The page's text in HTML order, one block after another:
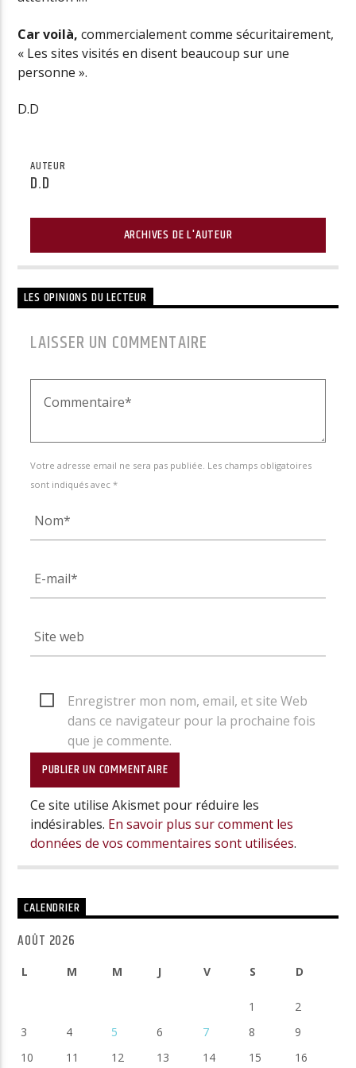
Car voilà,commercialement comme sécuritairement,
« Les sites visités en disent beaucoup sur une
personne ».
D.D
AUTEUR
D.D
ARCHIVES DE L'AUTEUR
LES OPINIONS DU LECTEUR
LAISSER UN COMMENTAIRE
Votre adresse email ne sera pas publiée. Les champs obligatoires
sont indiqués avec *
Enregistrer mon nom, email, et site Web
dans ce navigateur pour la prochaine fois
que je commente.
Ce site utilise Akismet pour réduire les
indésirables. En savoir plus sur comment les
données de vos commentaires sont utilisées.
CALENDRIER
AOÛT 2026
L M M J V S D
1
2
3
4 5 6 7 8
9
10
11 12 13 14 15 16